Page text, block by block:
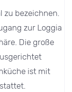
bezeichnen.
zur Loggia
Die große
ist mit